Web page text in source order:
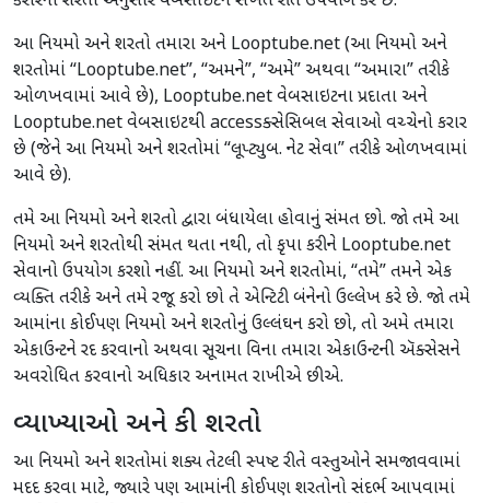
આ નિયમો અને શરતો તમારા અને Looptube.net (આ નિયમો અને
શરતોમાં “Looptube.net”, “અમને”, “અમે” અથવા “અમારા” તરીકે
ઓળખવામાં આવે છે), Looptube.net વેબસાઇટના પ્રદાતા અને
Looptube.net વેબસાઇટથી accessક્સેસિબલ સેવાઓ વચ્ચેનો કરાર
છે (જેને આ નિયમો અને શરતોમાં “લૂપ્ટ્યુબ. નેટ સેવા” તરીકે ઓળખવામાં
આવે છે).
તમે આ નિયમો અને શરતો દ્વારા બંધાયેલા હોવાનું સંમત છો. જો તમે આ
નિયમો અને શરતોથી સંમત થતા નથી, તો કૃપા કરીને Looptube.net
સેવાનો ઉપયોગ કરશો નહીં. આ નિયમો અને શરતોમાં, “તમે” તમને એક
વ્યક્તિ તરીકે અને તમે રજૂ કરો છો તે એન્ટિટી બંનેનો ઉલ્લેખ કરે છે. જો તમે
આમાંના કોઈપણ નિયમો અને શરતોનું ઉલ્લંઘન કરો છો, તો અમે તમારા
એકાઉન્ટને રદ કરવાનો અથવા સૂચના વિના તમારા એકાઉન્ટની ઍક્સેસને
અવરોધિત કરવાનો અધિકાર અનામત રાખીએ છીએ.
વ્યાખ્યાઓ અને કી શરતો
આ નિયમો અને શરતોમાં શક્ય તેટલી સ્પષ્ટ રીતે વસ્તુઓને સમજાવવામાં
મદદ કરવા માટે, જ્યારે પણ આમાંની કોઈપણ શરતોનો સંદર્ભ આપવામાં